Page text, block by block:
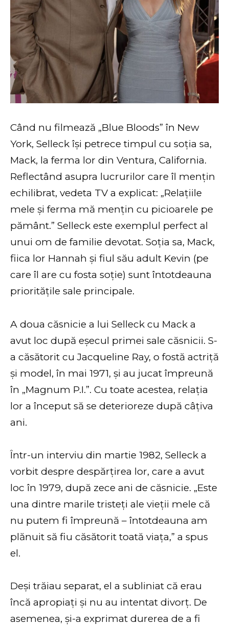
Când nu filmează „Blue Bloods” în New
York, Selleck își petrece timpul cu soția sa,
Mack, la ferma lor din Ventura, California.
Reflectând asupra lucrurilor care îl mențin
echilibrat, vedeta TV a explicat: „Relațiile
mele și ferma mă mențin cu picioarele pe
pământ.” Selleck este exemplul perfect al
unui om de familie devotat. Soția sa, Mack,
fiica lor Hannah și fiul său adult Kevin (pe
care îl are cu fosta soție) sunt întotdeauna
prioritățile sale principale.
A doua căsnicie a lui Selleck cu Mack a
avut loc după eșecul primei sale căsnicii. S-
a căsătorit cu Jacqueline Ray, o fostă actriță
și model, în mai 1971, și au jucat împreună
în „Magnum P.I.”. Cu toate acestea, relația
lor a început să se deterioreze după câțiva
ani.
Într-un interviu din martie 1982, Selleck a
vorbit despre despărțirea lor, care a avut
loc în 1979, după zece ani de căsnicie. „Este
una dintre marile tristeți ale vieții mele că
nu putem fi împreună – întotdeauna am
plănuit să fiu căsătorit toată viața,” a spus
el.
Deși trăiau separat, el a subliniat că erau
încă apropiați și nu au intentat divorț. De
asemenea, și-a exprimat durerea de a fi